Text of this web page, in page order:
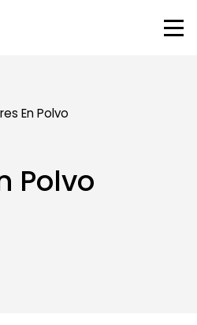
En Polvo
Polvo